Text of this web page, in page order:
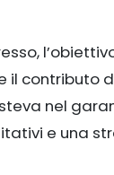
il contributo
nel
e una